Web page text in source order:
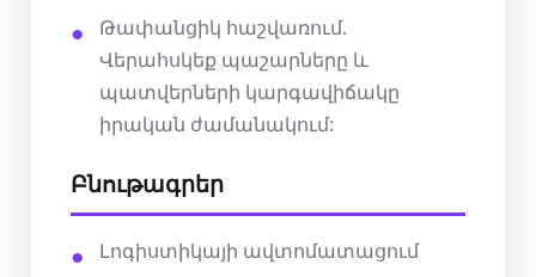
Թափանցիկ հաշվառում.
Վերահսկեք պաշարները և
պատվերների կարգավիճակը
իրական ժամանակում:
Բնութագրեր
Լոգիստիկայի ավտոմատացում